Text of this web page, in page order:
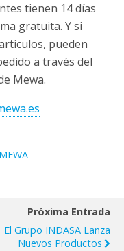
tienen 14 días
gratuita. Y si
pueden
a través del
Mewa.
MEWA
Próxima Entrada
El Grupo INDASA Lanza
Nuevos Productos